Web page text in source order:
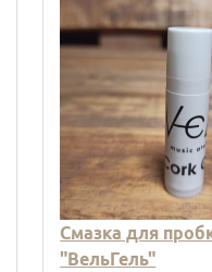
Смазка для
"ВельГель"